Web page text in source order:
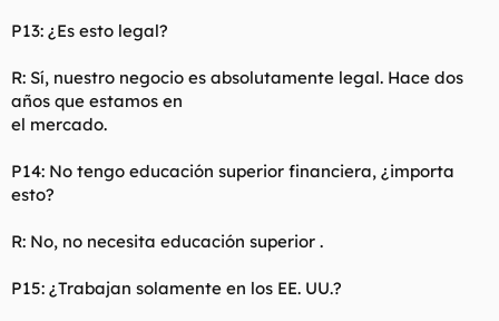
P13: ¿Es esto legal?
R: Sí, nuestro negocio es absolutamente legal. Hace dos
años que estamos en
el mercado.
P14: No tengo educación superior financiera, ¿importa
esto?
R: No, no necesita educación superior .
P15: ¿Trabajan solamente en los EE. UU.?